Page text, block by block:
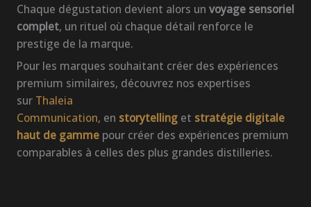
Chaque dégustation devient alors un voyage sensoriel
complet, un rituel où chaque détail renforce le
prestige de la marque.
Pour les marques souhaitant créer des expériences
premium similaires, découvrez nos expertises
sur Thaleia
Communication, en storytellinget stratégie digitale
haut de gammepour créer des expériences premium
comparables à celles des plus grandes distilleries.